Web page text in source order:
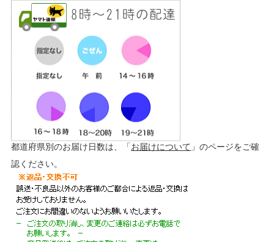
都道府県別のお届け日数は、「お届けについて 」のページをご確
認ください。